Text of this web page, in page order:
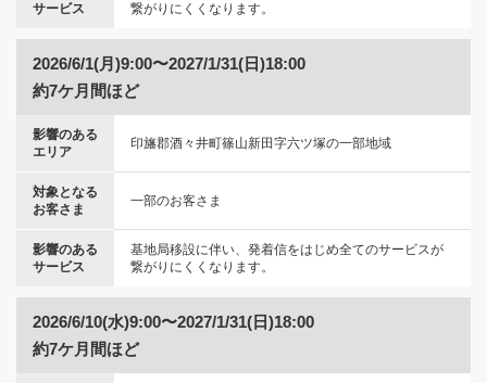
サービス
繋がりにくくなります。
2026/6/1(月)9:00〜2027/1/31(日)18:00
約7ケ月間ほど
影響のある
エリア
印旛郡酒々井町篠山新田字六ツ塚の一部地域
対象となる
お客さま
一部のお客さま
影響のある
サービス
基地局移設に伴い、発着信をはじめ全てのサービスが
繋がりにくくなります。
2026/6/10(水)9:00〜2027/1/31(日)18:00
約7ケ月間ほど